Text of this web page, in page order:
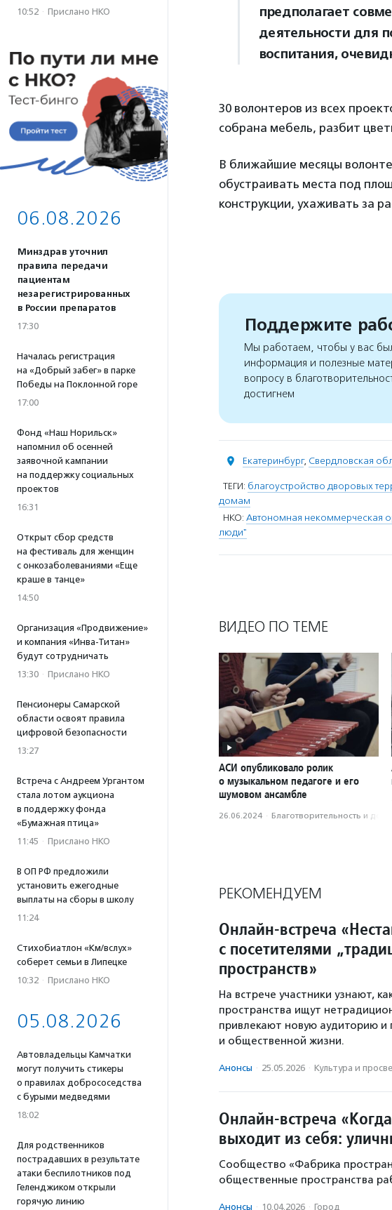
10:52 · Прислано НКО
06.08.2026
Минздрав уточнил
правила передачи
пациентам
незарегистрированных
в России препаратов
17:30
Началась регистрация
на «Добрый забег» в парке
Победы на Поклонной горе
17:00
Фонд «Наш Норильск»
напомнил об осенней
заявочной кампании
на поддержку социальных
проектов
16:31
Открыт сбор средств
на фестиваль для женщин
с онкозаболеваниями «Еще
краше в танце»
14:50
Организация «Продвижение»
и компания «Инва-Титан»
будут сотрудничать
13:30 · Прислано НКО
Пенсионеры Самарской
области освоят правила
цифровой безопасности
13:27
Встреча с Андреем Ургантом
стала лотом аукциона
в поддержку фонда
«Бумажная птица»
11:45 · Прислано НКО
В ОП РФ предложили
установить ежегодные
выплаты на сборы в школу
11:24
Стихобиатлон «Км/вслух»
соберет семьи в Липецке
10:32 · Прислано НКО
05.08.2026
Автовладельцы Камчатки
могут получить стикеры
о правилах добрососедства
с бурыми медведями
18:02
Для родственников
пострадавших в результате
атаки беспилотников под
Геленджиком открыли
горячую линию
предполагает
деятельности для
воспитания,
30 волонтеров из всех
собрана мебель, разбит
В ближайшие месяцы
обустраивать места под
конструкции, ухаживать за
Поддержите
Мы работаем, чтобы у вас
информация и полезные
вопросу в
достигнем
Екатеринбург, Свердловская
ТЕГИ: благоустройство дворовых
домам
НКО: Автономная некоммерческая
люди"
ВИДЕО ПО ТЕМЕ
АСИ опубликовало ролик
о музыкальном педагоге и его
шумовом ансамбле
26.06.2024 · Благотвори­тель­ность и
РЕКОМЕНДУЕМ
Онлайн-встреча
с посетителями
пространств»
На встрече участники узнают,
пространства ищут
привлекают новую аудиторию и
и общественной жизни.
Анонсы · 25.05.2026 · Культура и
Онлайн-встреча
выходит из себя:
Сообщество «Фабрика
общественные пространства
Анонсы · 10.04.2026 · Город